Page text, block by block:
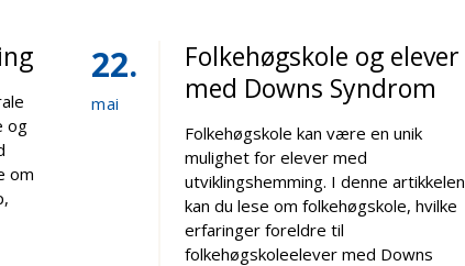
og
om
22
mai
Folkehøgskole og elever
med Downs Syndrom
Folkehøgskole kan være en unik
mulighet for elever med
utviklingshemming. I denne artikkelen
kan du lese om folkehøgskole, hvilke
erfaringer foreldre til
folkehøgskoleelever med Downs